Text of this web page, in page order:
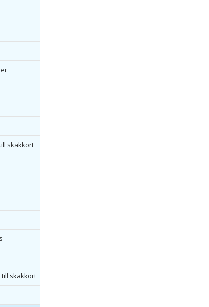
skakkort
till skakkort